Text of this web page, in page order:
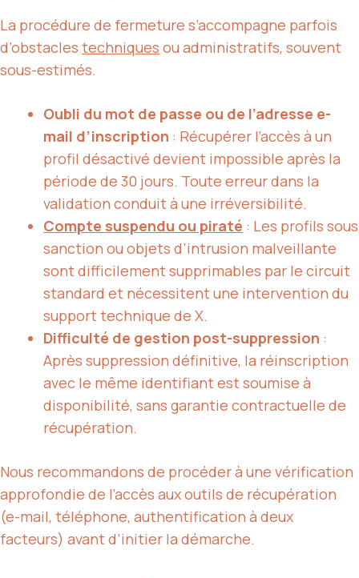
La procédure de fermeture s’accompagne parfois
d’obstacles techniques ou administratifs, souvent
sous-estimés.
Oubli du mot de passe ou de l’adresse e-
mail d’inscription : Récupérer l’accès à un
profil désactivé devient impossible après la
période de 30 jours. Toute erreur dans la
validation conduit à une irréversibilité.
Compte suspendu ou piraté : Les profils sous
sanction ou objets d’intrusion malveillante
sont difficilement supprimables par le circuit
standard et nécessitent une intervention du
support technique de X.
Difficulté de gestion post-suppression :
Après suppression définitive, la réinscription
avec le même identifiant est soumise à
disponibilité, sans garantie contractuelle de
récupération.
Nous recommandons de procéder à une vérification
approfondie de l’accès aux outils de récupération
(e-mail, téléphone, authentification à deux
facteurs) avant d’initier la démarche.